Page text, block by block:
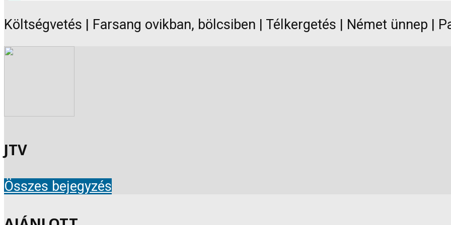
Költségvetés | Farsang ovikban, bölcsiben | Télkergetés | Német ünnep |
JTV
Összes bejegyzés